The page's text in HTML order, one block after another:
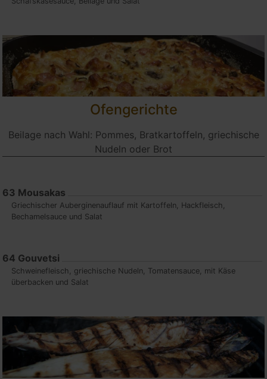
Ofengerichte
Beilage nach Wahl: Pommes, Bratkartoffeln, griechische
Nudeln oder Brot
63 Mousakas
Griechischer Auberginenauflauf mit Kartoffeln, Hackfleisch,
Bechamelsauce und Salat
64 Gouvetsi
Schweinefleisch, griechische Nudeln, Tomatensauce, mit Käse
überbacken und Salat